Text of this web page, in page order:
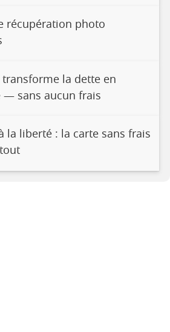
récupération photo
transforme la dette en
— sans aucun frais
la liberté : la carte sans frais